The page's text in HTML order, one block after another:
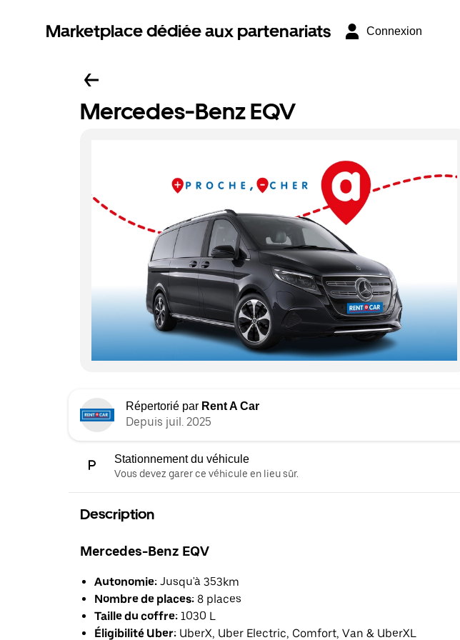
Marketplace dédiée aux partenariats Connexion
Mercedes-Benz EQV
Répertorié par Rent A Car
Depuis juil. 2025
Stationnement du véhicule
Vous devez garer ce véhicule en lieu sûr.
Description
Mercedes-Benz EQV
Autonomie: Jusqu'à 353km
Nombre de places: 8 places
Taille du coffre: 1030 L
Éligibilité Uber: UberX, Uber Electric, Comfort, Van & UberXL